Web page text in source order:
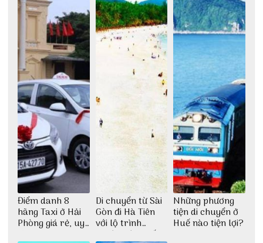
Điểm danh 8
hãng Taxi ở Hải
Phòng giá rẻ, uy
Di chuyển từ Sài
Gòn đi Hà Tiên
với lộ trình
thuận tiện nhất
Những phương
tiện di chuyển ở
Huế nào tiện lợi?